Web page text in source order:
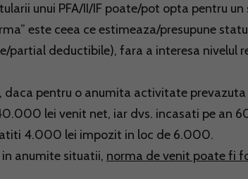
unui PFA/II/IF poate/pot opta pentru
este ceea ce estimeaza/presupune
partial deductibile), fara a interesa nivelul
daca pentru o anumita activitate
lei venit net, iar dvs. incasati pe an
4.000 lei impozit in loc de 6.000.
anumite situatii, norma de venit poate fi